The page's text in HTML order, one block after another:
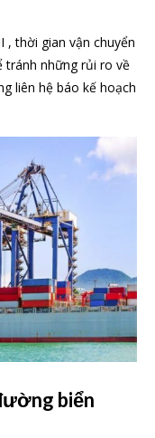
thời gian vận chuyển
tránh những rủi ro về
liên hệ báo kế hoạch
biển